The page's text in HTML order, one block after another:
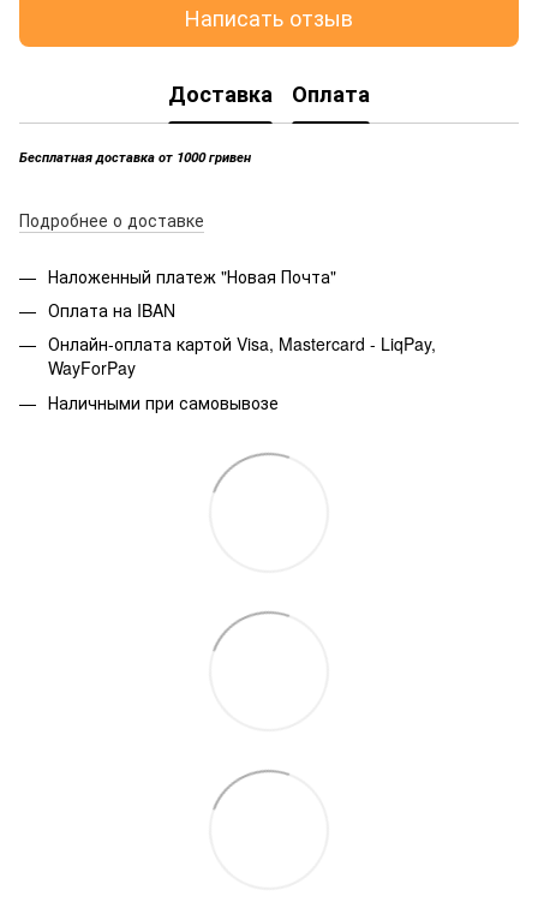
Написать отзыв
Доставка Оплата
Бесплатная доставка от 1000 гривен
Подробнее о доставке
Наложенный платеж "Новая Почта"
Оплата на IBAN
Онлайн-оплата картой Visa, Mastercard - LiqPay,
WayForPay
Наличными при самовывозе